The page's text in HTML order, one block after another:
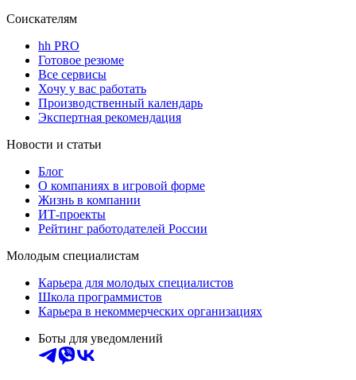
Соискателям
hh PRO
Готовое резюме
Все сервисы
Хочу у вас работать
Производственный календарь
Экспертная рекомендация
Новости и статьи
Блог
О компаниях в игровой форме
Жизнь в компании
ИТ-проекты
Рейтинг работодателей России
Молодым специалистам
Карьера для молодых специалистов
Школа программистов
Карьера в некоммерческих организациях
Боты для уведомлений